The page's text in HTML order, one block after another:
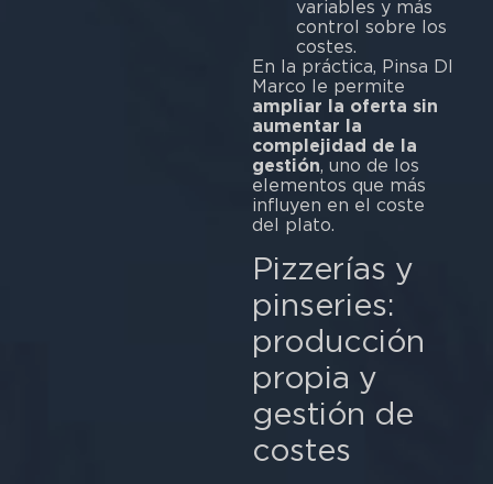
variables y más
control sobre los
costes.
En la práctica, Pinsa DI
Marco le permite
ampliar la oferta sin
aumentar la
complejidad de la
gestión, uno de los
elementos que más
influyen en el coste
del plato.
Pizzerías y
pinseries:
producción
propia y
gestión de
costes